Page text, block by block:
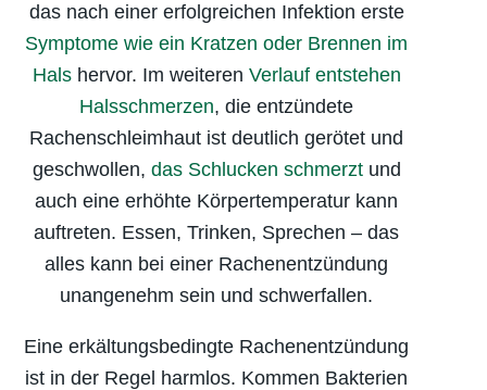
das nach einer erfolgreichen Infektion erste
Symptome wie ein Kratzen oder Brennen im
Halshervor. Im weiteren Verlauf entstehen
Halsschmerzen, die entzündete
Rachenschleimhaut ist deutlich gerötet und
geschwollen, das Schlucken schmerztund
auch eine erhöhte Körpertemperatur kann
auftreten. Essen, Trinken, Sprechen – das
alles kann bei einer Rachenentzündung
unangenehm sein und schwerfallen.
Eine erkältungsbedingte Rachenentzündung
ist in der Regel harmlos. Kommen Bakterien